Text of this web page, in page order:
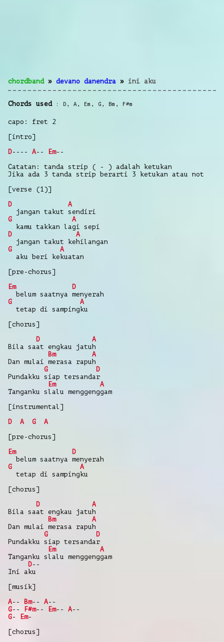
chordband» devano danendra » ini aku
Chords used D , A , Em , G , Bm , F#m
capo: fret 2
[intro]
D---- A-- Em--
Catatan: tanda strip ( - ) adalah ketukan
Jika ada 3 tanda strip berarti 3 ketukan atau not
[verse (1)]
D
A
jangan takut sendiri
G
A
kamu takkan lagi sepi
D
A
jangan takut kehilangan
G
A
aku beri kekuatan
[pre-chorus]
Em
D
belum saatnya menyerah
G
A
tetap di sampingku
[chorus]
D
A
Bila saat engkau jatuh
Bm
A
Dan mulai merasa rapuh
G
D
Pundakku siap tersandar
Em
A
Tanganku slalu menggenggam
[instrumental]
D
A G
A
[pre-chorus]
Em
D
belum saatnya menyerah
G
A
tetap di sampingku
[chorus]
D
A
Bila saat engkau jatuh
Bm
A
Dan mulai merasa rapuh
G
D
Pundakku siap tersandar
Em
A
Tanganku slalu menggenggam
D--
Ini aku
[musik]
A-- Bm-- A--
G-- F#m-- Em-- A--
G- Em-
[chorus]